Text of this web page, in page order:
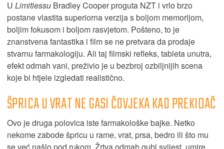
U Limitlessu Bradley Cooper proguta NZT i vrlo brzo
postane vlastita superiorna verzija s boljom memorijom,
boljim fokusom i boljom rasvjetom. Pošteno, to je
znanstvena fantastika i film se ne pretvara da prodaje
stvarnu farmakologiju. Ali taj filmski refleks, tableta unutra,
efekt odmah vani, preživio je u bezbroj ozbiljnijih scena
koje bi htjele izgledati realistično.
ŠPRICA U VRAT NE GASI ČOVJEKA KAO PREKIDAČ
Ovo je druga polovica iste farmakološke bajke. Netko
nekome zabode špricu u rame, vrat, prsa, bedro ili što mu
se već našlo pod rukom. Žrtva odmah gubi svijest, umire,